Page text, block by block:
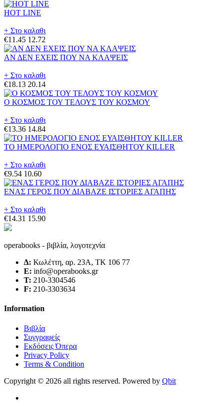
HOT LINE
+ Στο καλαθι
€11.45 12.72
ΑΝ ΔΕΝ ΕΧΕΙΣ ΠΟΥ ΝΑ ΚΛΑΨΕΙΣ
+ Στο καλαθι
€18.13 20.14
Ο ΚΟΣΜΟΣ ΤΟΥ ΤΕΛΟΥΣ ΤΟΥ ΚΟΣΜΟΥ
+ Στο καλαθι
€13.36 14.84
ΤΟ ΗΜΕΡΟΛΟΓΙΟ ΕΝΟΣ ΕΥΑΙΣΘΗΤΟΥ KILLER
+ Στο καλαθι
€9.54 10.60
ΕΝΑΣ ΓΕΡΟΣ ΠΟΥ ΔΙΑΒΑΖΕ ΙΣΤΟΡΙΕΣ ΑΓΑΠΗΣ
+ Στο καλαθι
€14.31 15.90
operabooks - βιβλία, λογοτεχνία
Δ: Κωλέττη, αρ. 23Α, ΤΚ 106 77
E: info@operabooks.gr
Τ: 210-3304546
F: 210-3303634
Information
Βιβλία
Συγγραφείς
Εκδόσεις Όπερα
Privacy Policy
Terms & Condition
Copyright © 2026 all rights reserved. Powered by Qbit